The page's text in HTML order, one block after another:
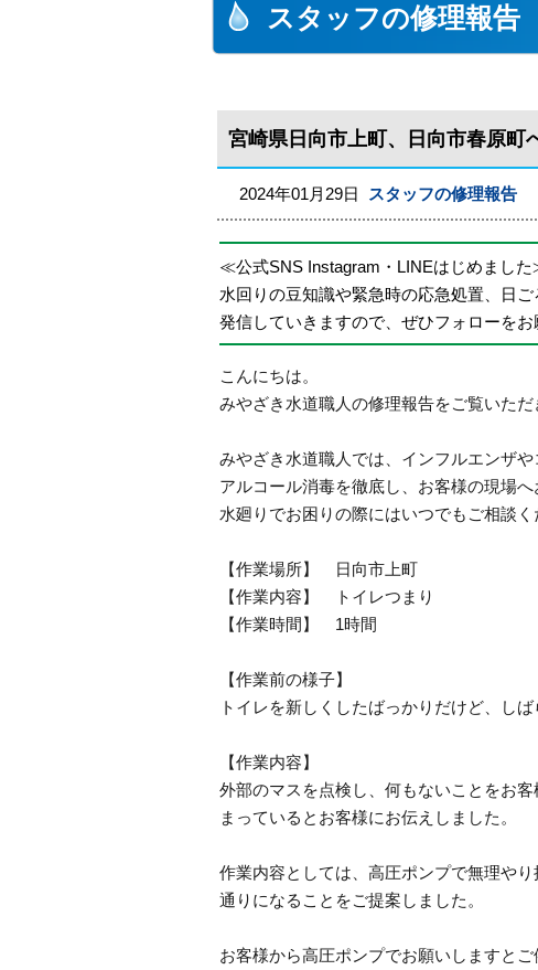
スタッフの修理報告
宮崎県日向市上町、日向市春原町
2024年01月29日 スタッフの修理報告
≪公式SNS Instagram・LINEはじめまし
水回りの豆知識や緊急時の応急処置、日
発信していきますので、ぜひフォローをお
こんにちは。
みやざき水道職人の修理報告をご覧いただ
みやざき水道職人では、インフルエンザ
アルコール消毒を徹底し、お客様の現場へ
水廻りでお困りの際にはいつでもご相談く
【作業場所】 日向市上町
【作業内容】 トイレつまり
【作業時間】 1時間
【作業前の様子】
トイレを新しくしたばっかりだけど、しば
【作業内容】
外部のマスを点検し、何もないことをお
まっているとお客様にお伝えしました。
作業内容としては、高圧ポンプで無理や
通りになることをご提案しました。
お客様から高圧ポンプでお願いしますと